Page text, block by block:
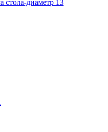
стола-диаметр 13